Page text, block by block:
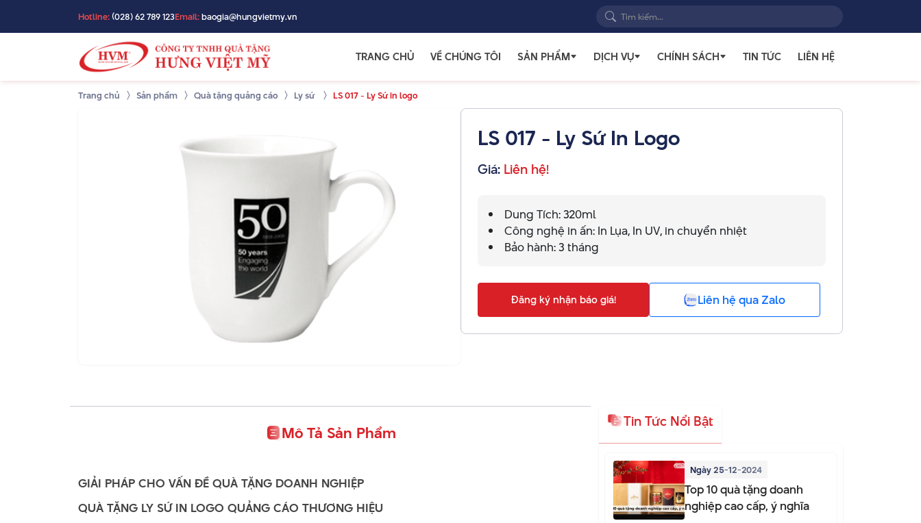
Hotline:(028) 62 789 123Email:baogia@hungvietmy.vn
TRANG CHỦ VỀ CHÚNG TÔI SẢN PHẨM DỊCH VỤ CHÍNH SÁCH TIN TỨC LIÊN HỆ
Trang chủ Sản phẩm Quà tặng quảng cáo Ly sứ LS 017 - Ly Sứ in logo
LS 017 - Ly Sứ In Logo
Giá: Liên hệ!
Dung Tích: 320ml
Công nghệ in ấn: In Lụa, In UV, in chuyển nhiệt
Bảo hành: 3 tháng
Đăng ký nhận báo giá! Liên hệ qua Zalo
Mô Tả Sản Phẩm
GIẢI PHÁP CHO VẤN ĐỀ QUÀ TẶNG DOANH NGHIỆP
QUÀ TẶNG LY SỨ IN LOGO QUẢNG CÁO THƯƠNG HIỆU
Tin Tức Nổi Bật
Ngày 25-12-2024
Top 10 quà tặng doanh
nghiệp cao cấp, ý nghĩa